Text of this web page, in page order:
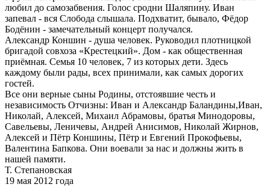
любил до самозабвения. Голос сродни Шаляпину. Иван
запевал - вся Слобода слышала. Подхватит, бывало, Фёдор
Бодёнин - замечательный концерт получался.
Александр Коншин - душа человек. Руководил плотницкой
бригадой совхоза «Крестецкий». Дом - как общественная
приёмная. Семья 10 человек, 7 из которых дети. Здесь
каждому были рады, всех принимали, как самых дорогих
гостей.
Все они верные сыны Родины, отстоявшие честь и
независимость Отчизны: Иван и Александр Баландины,Иван,
Николай, Алексей, Михаил Абрамовы, братья Минодоровы,
Савельевы, Леничевы, Андрей Анисимов, Николай Жирнов,
Алексей и Пётр Коншины, Пётр и Евгений Прокофьевы,
Валентина Бапкова. Они воевали за нас и должны жить в
нашей памяти.
Т. Степановская
19 мая 2012 года